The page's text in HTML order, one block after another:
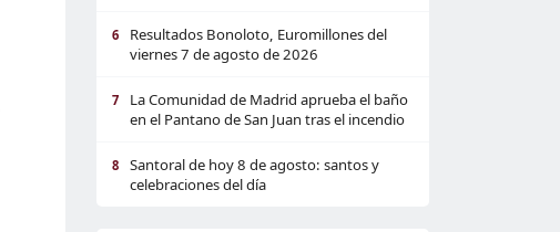
6
Resultados Bonoloto, Euromillones del
viernes 7 de agosto de 2026
7
La Comunidad de Madrid aprueba el baño
en el Pantano de San Juan tras el incendio
8
Santoral de hoy 8 de agosto: santos y
celebraciones del día